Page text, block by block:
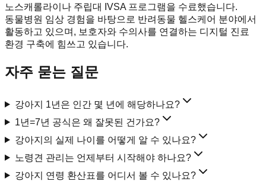
노스캐롤라이나 주립대 IVSA 프로그램을 수료했습니다.
동물병원 임상 경험을 바탕으로 반려동물 헬스케어 분야에서
활동하고 있으며, 보호자와 수의사를 연결하는 디지털 진료
환경 구축에 힘쓰고 있습니다.
자주 묻는 질문
강아지 1년은 인간 몇 년에 해당하나요?
1년=7년 공식은 왜 잘못된 건가요?
강아지의 실제 나이를 어떻게 알 수 있나요?
노령견 관리는 언제부터 시작해야 하나요?
강아지 연령 환산표를 어디서 볼 수 있나요?